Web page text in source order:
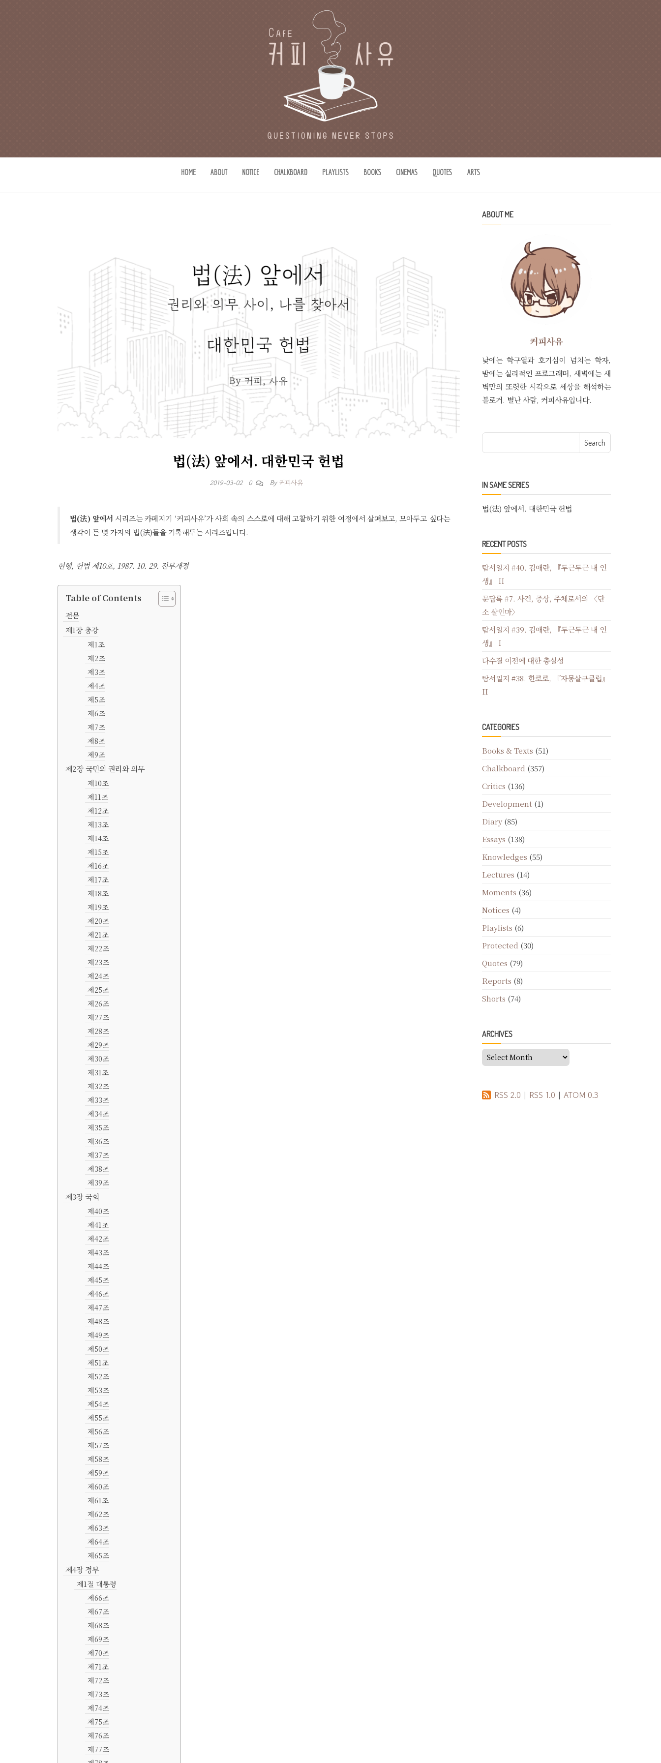
카페지기 커피사유의 커피와 사유(思惟)가 있는 공간.
HOME ABOUT NOTICE CHALKBOARD PLAYLISTS BOOKS CINEMAS QUOTES ARTS
법(法) 앞에서. 대한민국 헌법
2019-03-02 0 By 커피사유
법(法) 앞에서 시리즈는 카페지기 ‘커피사유’가 사회 속의 스스로에 대해 고찰하기 위한 여정에서 살펴보고, 모아두고 싶다는
생각이 든 몇 가지의 법(法)들을 기록해두는 시리즈입니다.
현행, 헌법 제10호, 1987. 10. 29. 전부개정
Table of Contents
전문
제1장 총강
제1조
제2조
제3조
제4조
제5조
제6조
제7조
제8조
제9조
제2장 국민의 권리와 의무
제10조
제11조
제12조
제13조
제14조
제15조
제16조
제17조
제18조
제19조
제20조
제21조
제22조
제23조
제24조
제25조
제26조
제27조
제28조
제29조
제30조
제31조
제32조
제33조
제34조
제35조
제36조
제37조
제38조
제39조
제3장 국회
제40조
제41조
제42조
제43조
제44조
제45조
제46조
제47조
제48조
제49조
제50조
제51조
제52조
제53조
제54조
제55조
제56조
제57조
제58조
제59조
제60조
제61조
제62조
제63조
제64조
제65조
제4장 정부
제1절 대통령
제66조
제67조
제68조
제69조
제70조
제71조
제72조
제73조
제74조
제75조
제76조
제77조
ABOUT ME
커피사유
낮에는 학구열과 호기심이 넘치는 학자,
밤에는 실리적인 프로그래머, 새벽에는 새
벽만의 또렷한 시각으로 세상을 해석하는
블로거. 별난 사람, 커피사유입니다.
IN SAME SERIES
법(法) 앞에서. 대한민국 헌법
RECENT POSTS
탐서일지 #40. 김애란, 『두근두근 내 인
생』 II
문답록 #7. 사건, 증상, 주체로서의 〈단
소 살인마〉
탐서일지 #39. 김애란, 『두근두근 내 인
생』 I
다수결 이전에 대한 충실성
탐서일지 #38. 한로로, 『자몽살구클럽』
II
CATEGORIES
Books & Texts (51)
Chalkboard (357)
Critics (136)
Development (1)
Diary(85)
Essays (138)
Knowledges (55)
Lectures (14)
Moments (36)
Notices (4)
Playlists (6)
Protected (30)
Quotes (79)
Reports (8)
Shorts (74)
ARCHIVES
Archives
RSS 2.0 | RSS 1.0 | ATOM 0.3